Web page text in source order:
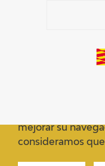
mejorar su
consideramos